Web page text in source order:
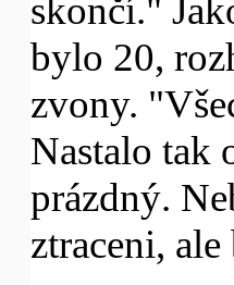
skončí."
bylo 20,
zvony.
Nastalo tak
prázdný.
ztraceni,